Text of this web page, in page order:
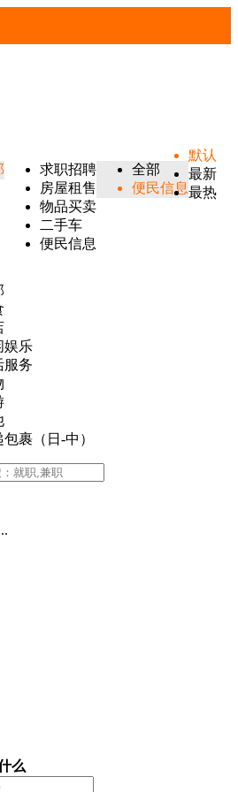
求职招聘
房屋租售
物品买卖
二手车
便民信息
全部
便民信息
娱乐
服务
裹（日-中）
默认
最新
最热
么